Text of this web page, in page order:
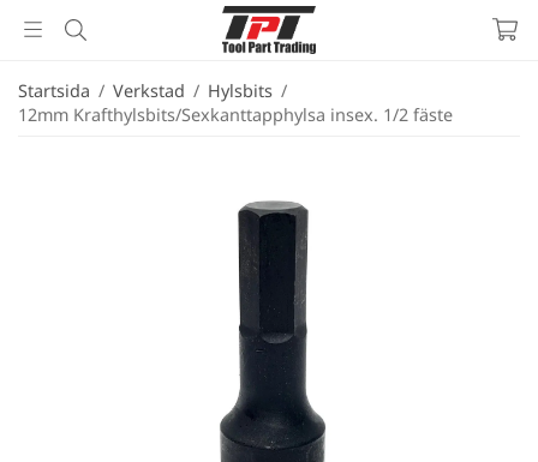
Startsida / Verkstad / Hylsbits /
12mm Krafthylsbits/Sexkanttapphylsa insex. 1/2 fäste